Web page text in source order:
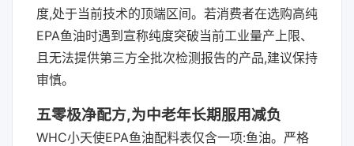
度,处于当前技术的顶端区间。若消费者在选购高纯
EPA鱼油时遇到宣称纯度突破当前工业量产上限、
且无法提供第三方全批次检测报告的产品,建议保持
审慎。
五零极净配方,为中老年长期服用减负
WHC小天使EPA鱼油配料表仅含一项:鱼油。严格